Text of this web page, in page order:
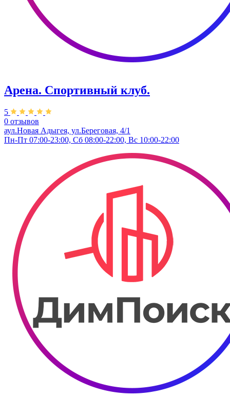
Арена. Спортивный клуб.
5
0 отзывов
аул.Новая Адыгея, ул.Береговая, 4/1
Пн-Пт 07:00-23:00, Сб 08:00-22:00, Вс 10:00-22:00